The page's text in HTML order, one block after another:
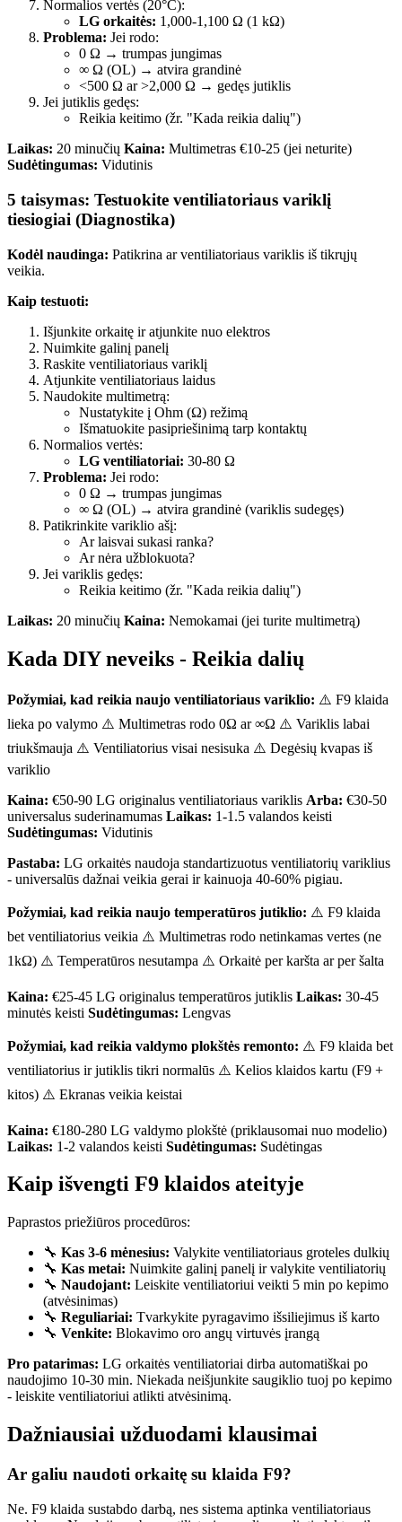
Normalios vertės (20°C):
LG orkaitės: 1,000-1,100 Ω (1 kΩ)
Problema: Jei rodo:
0 Ω → trumpas jungimas
∞ Ω (OL) → atvira grandinė
<500 Ω ar >2,000 Ω → gedęs jutiklis
Jei jutiklis gedęs:
Reikia keitimo (žr. "Kada reikia dalių")
Laikas: 20 minučių Kaina: Multimetras €10-25 (jei neturite)
Sudėtingumas: Vidutinis
5 taisymas: Testuokite ventiliatoriaus variklį
tiesiogiai (Diagnostika)
Kodėl naudinga: Patikrina ar ventiliatoriaus variklis iš tikrųjų
veikia.
Kaip testuoti:
Išjunkite orkaitę ir atjunkite nuo elektros
Nuimkite galinį panelį
Raskite ventiliatoriaus variklį
Atjunkite ventiliatoriaus laidus
Naudokite multimetrą:
Nustatykite į Ohm (Ω) režimą
Išmatuokite pasipriešinimą tarp kontaktų
Normalios vertės:
LG ventiliatoriai: 30-80 Ω
Problema: Jei rodo:
0 Ω → trumpas jungimas
∞ Ω (OL) → atvira grandinė (variklis sudegęs)
Patikrinkite variklio ašį:
Ar laisvai sukasi ranka?
Ar nėra užblokuota?
Jei variklis gedęs:
Reikia keitimo (žr. "Kada reikia dalių")
Laikas: 20 minučių Kaina: Nemokamai (jei turite multimetrą)
Kada DIY neveiks - Reikia dalių
Požymiai, kad reikia naujo ventiliatoriaus variklio: ⚠️ F9 klaida
lieka po valymo ⚠️ Multimetras rodo 0Ω ar ∞Ω ⚠️ Variklis labai
triukšmauja ⚠️ Ventiliatorius visai nesisuka ⚠️ Degėsių kvapas iš
variklio
Kaina: €50-90 LG originalus ventiliatoriaus variklis Arba: €30-50
universalus suderinamumas Laikas: 1-1.5 valandos keisti
Sudėtingumas: Vidutinis
Pastaba: LG orkaitės naudoja standartizuotus ventiliatorių variklius
- universalūs dažnai veikia gerai ir kainuoja 40-60% pigiau.
Požymiai, kad reikia naujo temperatūros jutiklio: ⚠️ F9 klaida
bet ventiliatorius veikia ⚠️ Multimetras rodo netinkamas vertes (ne
1kΩ) ⚠️ Temperatūros nesutampa ⚠️ Orkaitė per karšta ar per šalta
Kaina: €25-45 LG originalus temperatūros jutiklis Laikas: 30-45
minutės keisti Sudėtingumas: Lengvas
Požymiai, kad reikia valdymo plokštės remonto: ⚠️ F9 klaida bet
ventiliatorius ir jutiklis tikri normalūs ⚠️ Kelios klaidos kartu (F9 +
kitos) ⚠️ Ekranas veikia keistai
Kaina: €180-280 LG valdymo plokštė (priklausomai nuo modelio)
Laikas: 1-2 valandos keisti Sudėtingumas: Sudėtingas
Kaip išvengti F9 klaidos ateityje
Paprastos priežiūros procedūros:
🔧 Kas 3-6 mėnesius: Valykite ventiliatoriaus groteles dulkių
🔧 Kas metai: Nuimkite galinį panelį ir valykite ventiliatorių
🔧 Naudojant: Leiskite ventiliatoriui veikti 5 min po kepimo
(atvėsinimas)
🔧 Reguliariai: Tvarkykite pyragavimo išsiliejimus iš karto
🔧 Venkite: Blokavimo oro angų virtuvės įrangą
Pro patarimas: LG orkaitės ventiliatoriai dirba automatiškai po
naudojimo 10-30 min. Niekada neišjunkite saugiklio tuoj po kepimo
- leiskite ventiliatoriui atlikti atvėsinimą.
Dažniausiai užduodami klausimai
Ar galiu naudoti orkaitę su klaida F9?
Ne. F9 klaida sustabdo darbą, nes sistema aptinka ventiliatoriaus